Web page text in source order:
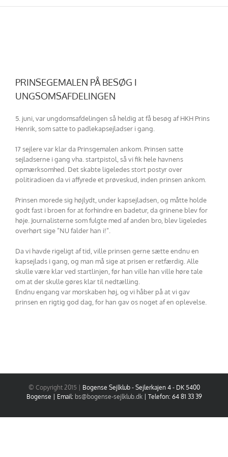
Skip
PRINSEGEMALEN PÅ BESØG I
UNGSOMSAFDELINGEN
5. juni, var ungdomsafdelingen så heldig at få besøg af HKH Prins
Henrik, som satte to padlekapsejladser i gang.
17 sejlere var klar da Prinsgemalen ankom. Prinsen satte
sejladserne i gang vha. startpistol, så vi fik hele havnens
opmærksomhed. Det skabte ligeledes stort postyr over
politiradioen da vi affyrede et prøveskud, inden prinsen ankom.
Prinsen morede sig højlydt, under kapsejladsen, og måtte holde
godt fast i broen for at forhindre en badetur, da grinene blev for
høje. Journalisterne som fulgte med af anden bro, blev ligeledes
overhørt sige ”NU falder han i!”.
Da vi havde rigeligt af tid, ville prinsen gerne sætte endnu en
kapsejlads i gang, og man må sige at prisen er retfærdig. Alle
skulle være klar ved startlinjen, før han ville han ville høre tale
om at der skulle gøres klar til nedtælling.
Endnu engang var morskaben høj, og vi håber på at vi gav
prinsen en rigtig god dag, for han gav os noget af en oplevelse.
© Copyright 2015 | Bogense Sejlklub - Sejlerkajen 4 - DK 5400
Bogense | Email: bs@bogense-sejlklub.dk| Telefon: 64 81 33 39